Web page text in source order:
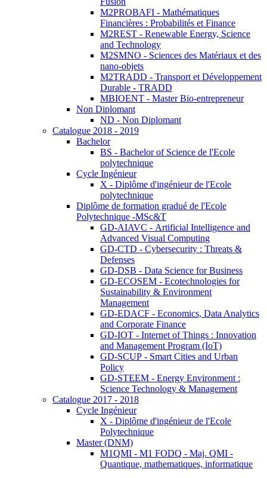
M2PROBAFI - Mathématiques
Financières : Probabilités et Finance
M2REST - Renewable Energy, Science
and Technology
M2SMNO - Sciences des Matériaux et des
nano-objets
M2TRADD - Transport et Développement
Durable - TRADD
MBIOENT - Master Bio-entrepreneur
Non Diplomant
ND - Non Diplomant
Catalogue 2018 - 2019
Bachelor
BS - Bachelor of Science de l'Ecole
polytechnique
Cycle Ingénieur
X - Diplôme d'ingénieur de l'Ecole
polytechnique
Diplôme de formation gradué de l'Ecole
Polytechnique -MSc&T
GD-AIAVC - Artificial Intelligence and
Advanced Visual Computing
GD-CTD - Cybersecurity : Threats &
Defenses
GD-DSB - Data Science for Business
GD-ECOSEM - Ecotechnologies for
Sustainability & Environment
Management
GD-EDACF - Economics, Data Analytics
and Corporate Finance
GD-IOT - Internet of Things : Innovation
and Management Program (IoT)
GD-SCUP - Smart Cities and Urban
Policy
GD-STEEM - Energy Environment :
Science Technology & Management
Catalogue 2017 - 2018
Cycle Ingénieur
X - Diplôme d'ingénieur de l'Ecole
Polytechnique
Master (DNM)
M1QMI - M1 FODQ - Maj. QMI -
Quantique, mathematiques, informatique